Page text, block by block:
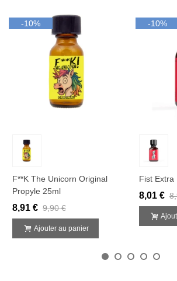
-10%
F**k The Unicorn Original
Propyle 25ml
8,91 € 9,90 €
Ajouter au panier
-10%
Fist Extra
8,01 €